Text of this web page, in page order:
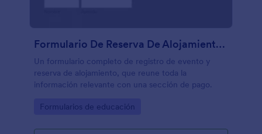
Formulario De Reserva De Alojamiento Para Evento
Un formulario completo de registro de evento y
reserva de alojamiento, que reune toda la
información relevante con una sección de pago.
Go to Category:
Formularios de educación